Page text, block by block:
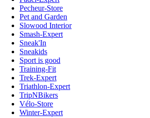
Pecheur-Store
Pet and Garden
Slowood Interior
Smash-Expert
Sneak'In
Sneakids
Sport is good
Training-Fit
Trek-Expert
Triathlon-Expert
TripNBikers
Vélo-Store
Winter-Expert